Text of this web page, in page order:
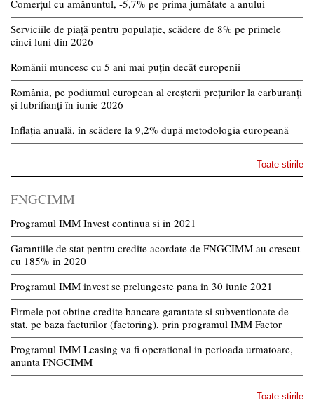
Comerțul cu amănuntul, -5,7% pe prima jumătate a anului
Serviciile de piață pentru populație, scădere de 8% pe primele
cinci luni din 2026
Românii muncesc cu 5 ani mai puțin decât europenii
România, pe podiumul european al creșterii prețurilor la carburanți
și lubrifianți în iunie 2026
Inflația anuală, în scădere la 9,2% după metodologia europeană
Toate stirile
FNGCIMM
Programul IMM Invest continua si in 2021
Garantiile de stat pentru credite acordate de FNGCIMM au crescut
cu 185% in 2020
Programul IMM invest se prelungeste pana in 30 iunie 2021
Firmele pot obtine credite bancare garantate si subventionate de
stat, pe baza facturilor (factoring), prin programul IMM Factor
Programul IMM Leasing va fi operational in perioada urmatoare,
anunta FNGCIMM
Toate stirile